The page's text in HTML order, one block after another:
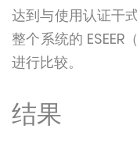
达到与使用认证干
整个系统的
进行比较。
结果